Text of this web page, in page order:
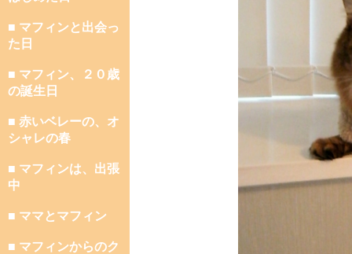
■ マフィンと出会っ
た日
■ マフィン、２０歳
の誕生日
■ 赤いベレーの、オ
シャレの春
■ マフィンは、出張
中
■ ママとマフィン
■ マフィンからのク